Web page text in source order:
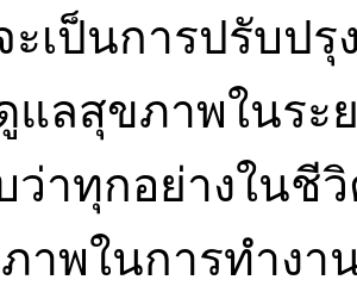
ะเป็นการปรับ
แลสุขภาพในร
าทุกอย่างในชี
าพในการทำง